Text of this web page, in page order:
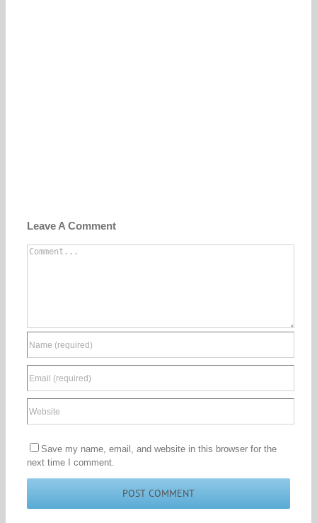
Leave A Comment
Comment
Save my name, email, and website in this browser for the
next time I comment.